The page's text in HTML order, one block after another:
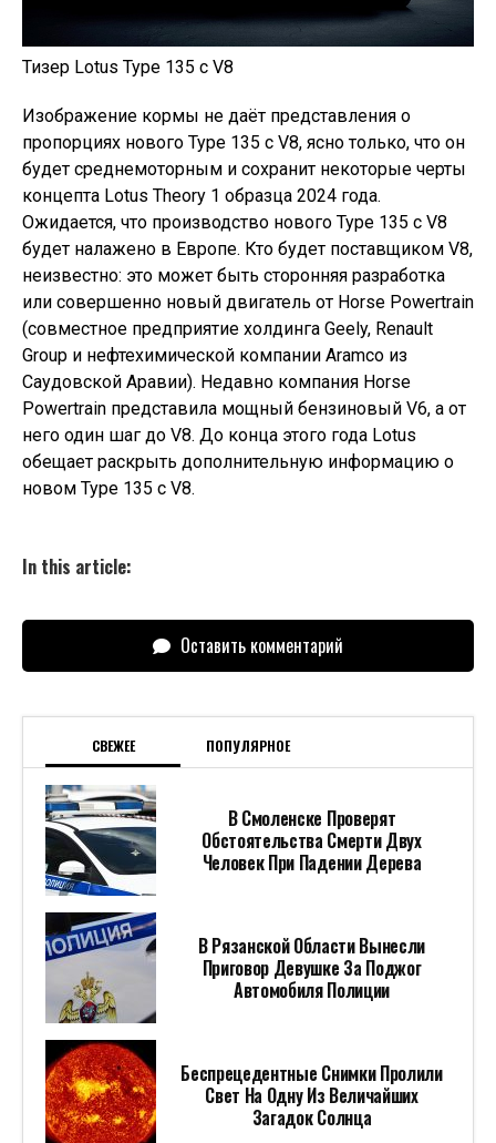
Тизер Lotus Type 135 с V8
Изображение кормы не даёт представления о
пропорциях нового Type 135 с V8, ясно только, что он
будет среднемоторным и сохранит некоторые черты
концепта Lotus Theory 1 образца 2024 года.
Ожидается, что производство нового Type 135 с V8
будет налажено в Европе. Кто будет поставщиком V8,
неизвестно: это может быть сторонняя разработка
или совершенно новый двигатель от Horse Powertrain
(совместное предприятие холдинга Geely, Renault
Group и нефтехимической компании Aramco из
Саудовской Аравии). Недавно компания Horse
Powertrain представила мощный бензиновый V6, а от
него один шаг до V8. До конца этого года Lotus
обещает раскрыть дополнительную информацию о
новом Type 135 с V8.
In this article:
Оставить комментарий
СВЕЖЕЕ ПОПУЛЯРНОЕ
В Смоленске Проверят
Обстоятельства Смерти Двух
Человек При Падении Дерева
В Рязанской Области Вынесли
Приговор Девушке За Поджог
Автомобиля Полиции
Беспрецедентные Снимки Пролили
Свет На Одну Из Величайших
Загадок Солнца